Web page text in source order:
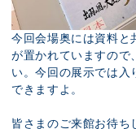
今回会場奥には資料と
が置かれていますので
い。今回の展示では入
できますよ。
皆さまのご来館お待ち